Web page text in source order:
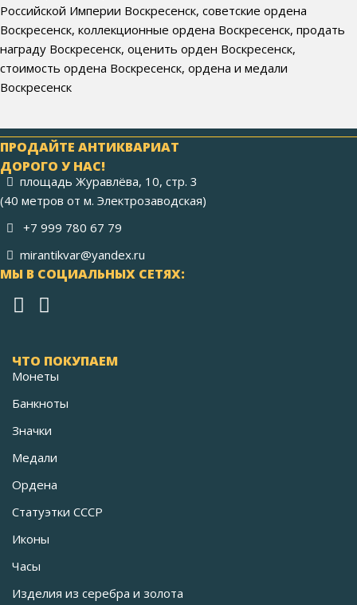
Российской Империи Воскресенск, советские ордена
Воскресенск, коллекционные ордена Воскресенск, продать
награду Воскресенск, оценить орден Воскресенск,
стоимость ордена Воскресенск, ордена и медали
Воскресенск
ПРОДАЙТЕ АНТИКВАРИАТ
ДОРОГО У НАС!
площадь Журавлёва, 10, стр. 3
(40 метров от м. Электрозаводская)
+7 999 780 67 79
mirantikvar@yandex.ru
МЫ В СОЦИАЛЬНЫХ СЕТЯХ:
ЧТО ПОКУПАЕМ
Монеты
Банкноты
Значки
Медали
Ордена
Статуэтки СССР
Иконы
Часы
Изделия из серебра и золота